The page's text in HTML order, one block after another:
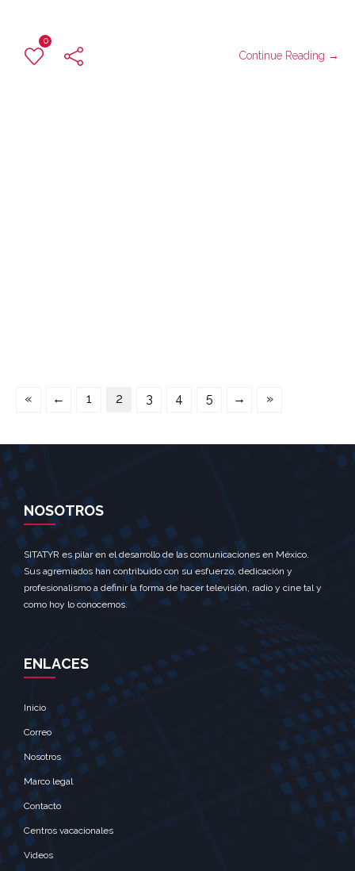
0
Continue Reading →
« ← 1 2 3 4 5 → »
NOSOTROS
SITATYR es pilar en el desarrollo de las comunicaciones en México.
Sus agremiados han contribuido con su esfuerzo, dedicación y
profesionalismo a definir la forma de hacer televisión, radio y cine tal y
como hoy lo conocemos.
ENLACES
Inicio
Correo
Nosotros
Marco legal
Contacto
Centros vacacionales
Videos